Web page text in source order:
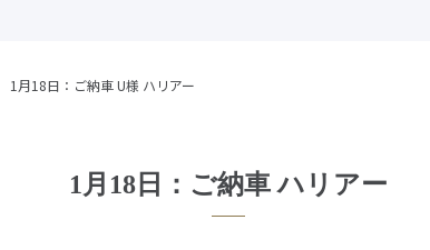
1月18日：ご納車 U様 ハリアー
1月18日：ご納車 ハリアー